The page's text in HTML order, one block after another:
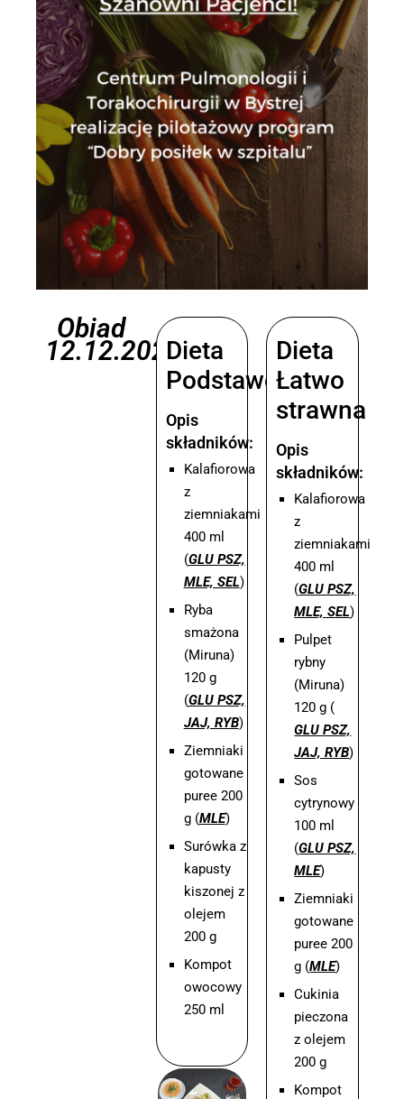
Obiad
12.12.2025Dieta
Podstawowa
Opis
składników:
Kalafiorowa
z
ziemniakami
400 ml
(GLU PSZ,
MLE, SEL)
Ryba
smażona
(Miruna)
120 g
(GLUPSZ,
JAJ, RYB)
Ziemniaki
gotowane
puree 200
g (MLE)
Surówka z
kapusty
kiszonej z
olejem
200 g
Kompot
owocowy
250 ml
Dieta
Łatwo
strawna
Opis
składników:
Kalafiorowa
z
ziemniakami
400 ml
(GLU PSZ,
MLE, SEL)
Pulpet
rybny
(Miruna)
120 g (
GLUPSZ,
JAJ, RYB)
Sos
cytrynowy
100 ml
(GLU PSZ,
MLE)
Ziemniaki
gotowane
puree 200
g (MLE)
Cukinia
pieczona
z olejem
200 g
Kompot